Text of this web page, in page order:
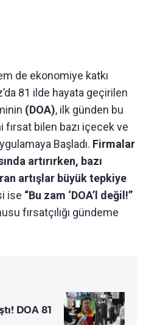
de ekonomiye katkı
81 ilde hayata geçirilen
(DOA), ilk günden bu
bilen bazı içecek ve
Başladı. Firmalar
artırırken, bazı
artışlar büyük tepkiye
ise “Bu zam ‘DOA’l değil!”
fırsatçılığı gündeme
DOA 81